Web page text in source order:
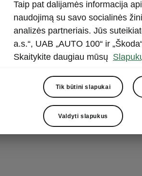
Taip pat dalijamės informacija
naudojimą su savo socialinės
analizės partneriais. Jūs
a.s.“, UAB „AUTO 100“ ir
Skaitykite daugiau mūsų
Tik būtini slapukai
Valdyti slapukus